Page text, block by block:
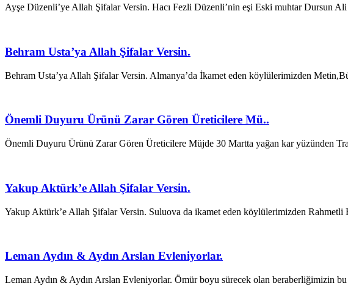
Ayşe Düzenli’ye Allah Şifalar Versin. Hacı Fezli Düzenli’nin eşi Eski muhtar Dursun
Behram Usta’ya Allah Şifalar Versin.
Behram Usta’ya Allah Şifalar Versin. Almanya’da İkamet eden köylülerimizden
Önemli Duyuru Ürünü Zarar Gören Üreticilere Mü..
Önemli Duyuru Ürünü Zarar Gören Üreticilere Müjde 30 Martta yağan kar yüzünden
Yakup Aktürk’e Allah Şifalar Versin.
Yakup Aktürk’e Allah Şifalar Versin. Suluova da ikamet eden köylülerimizden
Leman Aydın & Aydın Arslan Evleniyorlar.
Leman Aydın & Aydın Arslan Evleniyorlar. Ömür boyu sürecek olan beraberliğimizin